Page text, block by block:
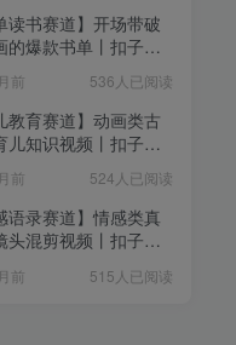
读书赛道】开场带破
的爆款书单丨扣子工
前 536人已阅读
教育赛道】动画类古
儿知识视频丨扣子工
前 524人已阅读
语录赛道】情感类真
头混剪视频丨扣子工
前 515人已阅读